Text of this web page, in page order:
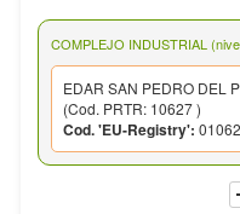
COMPLEJO INDUSTRIAL
EDAR SAN PEDRO DEL
(Cod. PRTR: 10627 )
Cod. 'EU-Registry':